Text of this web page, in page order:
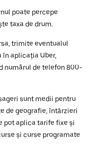
poate percepe
taxa de drum.
trimite eventualul
în aplicația Uber,
numărul de telefon 800-
sunt medii pentru
de geografie, întârzieri
pot aplica tarife fixe și
și curse programate